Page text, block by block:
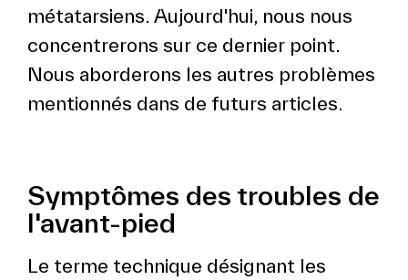
métatarsiens. Aujourd'hui, nous nous
concentrerons sur ce dernier point.
Nous aborderons les autres problèmes
mentionnés dans de futurs articles.
Symptômes des troubles de
l'avant-pied
Le terme technique désignant les